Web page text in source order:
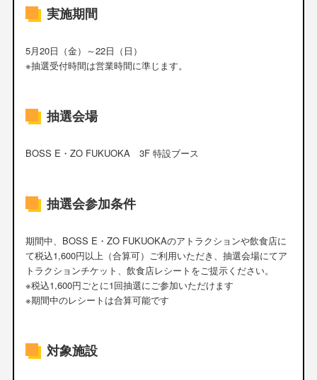
実施期間
5月20日（金）～22日（日）
※抽選受付時間は営業時間に準じます。
抽選会場
BOSS E・ZO FUKUOKA 3F 特設ブース
抽選会参加条件
期間中、BOSS E・ZO FUKUOKAのアトラクションや飲食店に
て税込1,600円以上（合算可）ご利用いただき、抽選会場にてア
トラクションチケット、飲食店レシートをご提示ください。
※税込1,600円ごとに1回抽選にご参加いただけます
※期間中のレシートは合算可能です
対象施設